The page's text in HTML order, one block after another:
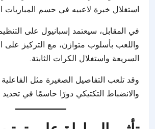
استغلال خبرة لاعبيه في حسم المباريات
في المقابل، سيعتمد إسبانيول على
واللعب بأسلوب متوازن، مع التركيز على
السريعة واستغلال الكرات الثابتة.
وقد تلعب التفاصيل الصغيرة مثل الفاعلية
والانضباط التكتيكي دورًا حاسمًا في تحديد